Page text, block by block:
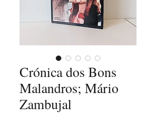
Crónica dos Bons
Malandros; Mário
Zambujal